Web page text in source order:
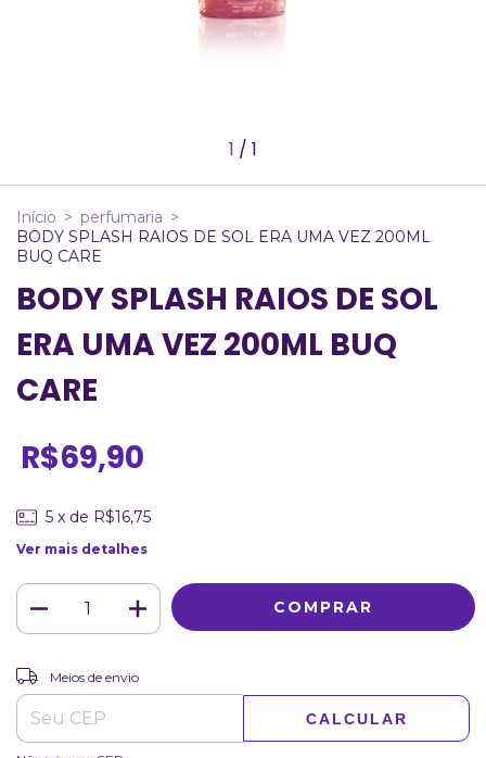
1 / 1
Início > perfumaria >
BODY SPLASH RAIOS DE SOL ERA UMA VEZ 200ML
BUQ CARE
BODY SPLASH RAIOS DE SOL
ERA UMA VEZ 200ML BUQ
CARE
R$69,90
5 x de R$16,75
Ver mais detalhes
Entregas para o CEP:
Meios de envio
CALCULAR